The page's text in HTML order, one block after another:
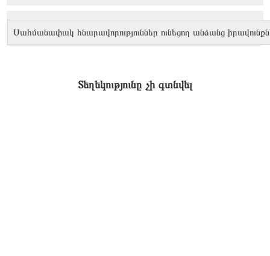
Սահմանափակ հնարավորություններ ունեցող անձանց
Տեղեկությունը չի գտնվել